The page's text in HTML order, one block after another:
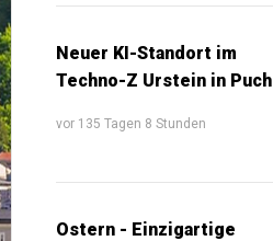
Neuer KI-Standort im
Techno-Z Urstein in Puch
vor 135 Tagen 8 Stunden
Ostern - Einzigartige